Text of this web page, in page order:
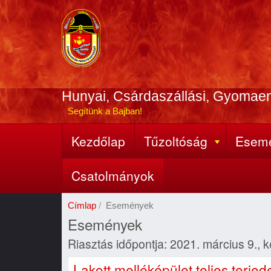
Ugrás
a
tartalomra
Hunyai, Csárdaszállási,
Segítünk a Bajban!
Fő
navigáció
Kezdőlap Tűzoltóság
Csatolmányok
Címlap Események
Események
Riasztás időpontja: 2021. március 9.,